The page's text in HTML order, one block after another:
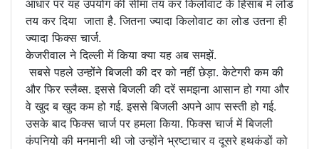
आधार पर यह उपयोग की सीमा तय कर किलोवाट के हिसाब मे लोड
तय कर दिया जाता है. जितना ज्यादा किलोवाट का लोड उतना ही
ज्यादा फिक्स चार्ज.
केजरीवाल ने दिल्ली में किया क्या यह अब समझें.
सबसे पहले उन्होंने बिजली की दर को नहीं छेड़ा. केटेगरी कम की
और फिर स्लैब्स. इससे बिजली की दरें समझना आसान हो गया और
वे खुद ब खुद कम हो गई. इससे बिजली अपने आप सस्ती हो गई.
उसके बाद फिक्स चार्ज पर हमला किया. फिक्स चार्ज में बिजली
कंपनियो की मनमानी थी जो उन्होंने भ्रष्टाचार व दूसरे हथकंडों को